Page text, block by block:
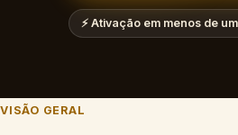
⚡ Ativação em menos de
VISÃO GERAL